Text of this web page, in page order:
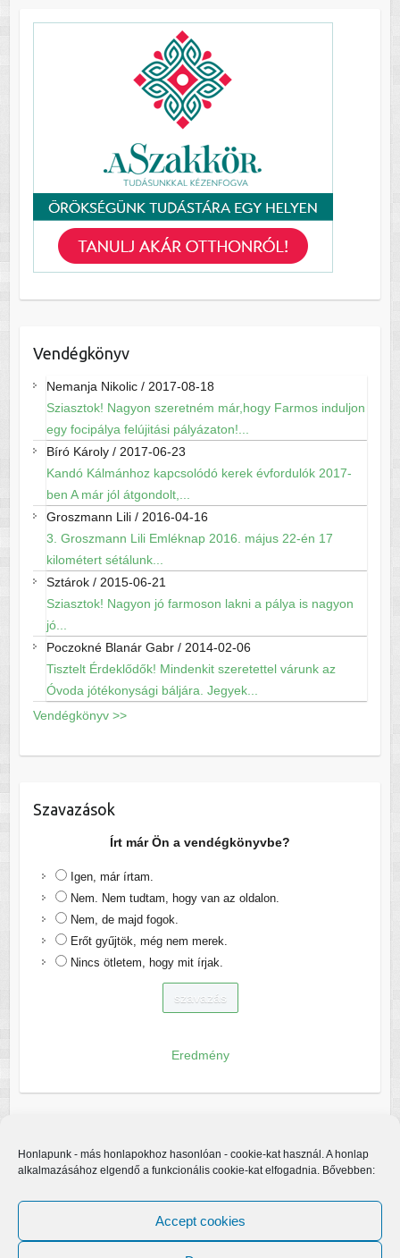
Honlapunk - más honlapokhoz hasonlóan - cookie-kat használ. A honlap
alkalmazásához elgendő a funkcionális cookie-kat elfogadnia. Bővebben:
Accept cookies
Vendégkönyv
Nemanja Nikolic/ 2017-08-18
Sziasztok! Nagyon szeretném már,hogy Farmos induljon
egy focipálya felújitási pályázaton!...
Bíró Károly/ 2017-06-23
Kandó Kálmánhoz kapcsolódó kerek évfordulók 2017-
ben A már jól átgondolt,...
Groszmann Lili/ 2016-04-16
3. Groszmann Lili Emléknap 2016. május 22-én 17
kilométert sétálunk...
Sztárok/ 2015-06-21
Sziasztok! Nagyon jó farmoson lakni a pálya is nagyon
jó...
Poczokné Blanár Gabr/ 2014-02-06
Tisztelt Érdeklődők! Mindenkit szeretettel várunk az
Óvoda jótékonysági báljára. Jegyek...
Vendégkönyv >>
Szavazások
Írt már Ön a vendégkönyvbe?
Igen, már írtam.
Nem. Nem tudtam, hogy van az oldalon.
Nem, de majd fogok.
Erőt gyűjtök, még nem merek.
Nincs ötletem, hogy mit írjak.
Eredmény